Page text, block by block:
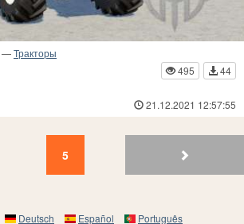
—Тракторы
495
44
21.12.2021 12:57:55
3 2 1
5
Deutsch Español Português